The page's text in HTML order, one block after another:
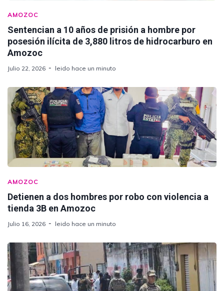
AMOZOC
Sentencian a 10 años de prisión a hombre por
posesión ilícita de 3,880 litros de hidrocarburo en
Amozoc
Julio 22, 2026 leido hace un minuto
AMOZOC
Detienen a dos hombres por robo con violencia a
tienda 3B en Amozoc
Julio 16, 2026 leido hace un minuto